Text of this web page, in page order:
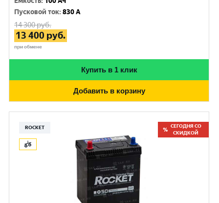
Пусковой ток:830 A
14 300руб.
13 400 руб.
при обмене
Купить в 1 клик
Добавить в корзину
ROCKET
СЕГОДНЯ СО
СКИДКОЙ